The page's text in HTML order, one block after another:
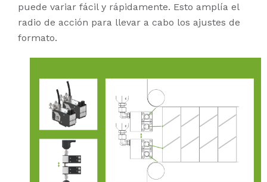
puede variar fácil y rápidamente. Esto amplía el
radio de acción para llevar a cabo los ajustes de
formato.